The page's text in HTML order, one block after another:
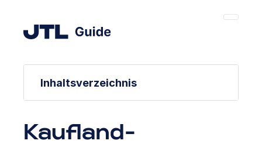
Inhaltsverzeichnis
Kaufland-